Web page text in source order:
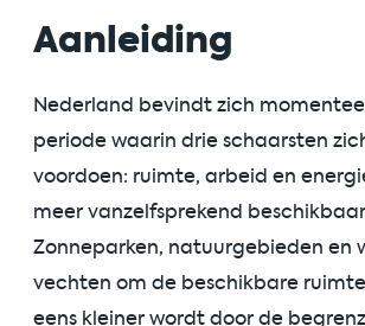
Aanleiding
Nederland bevindt zich
periode waarin drie schaarsten
voordoen: ruimte, arbeid en
meer vanzelfsprekend
Zonneparken, natuurgebieden en
vechten om de beschikbare
eens kleiner wordt door de